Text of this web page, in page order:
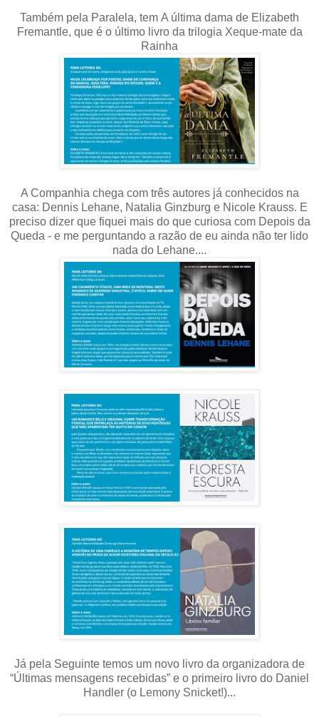
Também pela Paralela, tem A última dama de Elizabeth
Fremantle, que é o último livro da trilogia Xeque-mate da
Rainha
A Companhia chega com três autores já conhecidos na
casa: Dennis Lehane, Natalia Ginzburg e Nicole Krauss. E
preciso dizer que fiquei mais do que curiosa com Depois da
Queda - e me perguntando a razão de eu ainda não ter lido
nada do Lehane....
Já pela Seguinte temos um novo livro da organizadora de
“Últimas mensagens recebidas” e o primeiro livro do Daniel
Handler (o Lemony Snicket!)...